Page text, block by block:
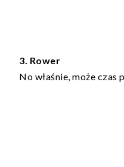
3. Rower
No właśnie, może